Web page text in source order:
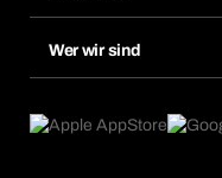
Nachbestellung
Dauerauftrag
Gefahrenstoffdatenbank
eProcurement
Produktfinder
Wer wir sind
Was uns antreibt